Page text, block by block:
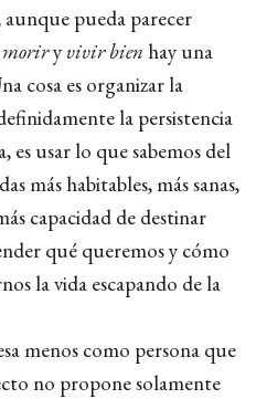
pueda parecer
moriry vivir bien hay una
cosa es organizar la
la persistencia
usar lo que sabemos del
más habitables, más sanas,
capacidad de destinar
qué queremos y cómo
la vida escapando de la
menos como persona que
no propone solamente